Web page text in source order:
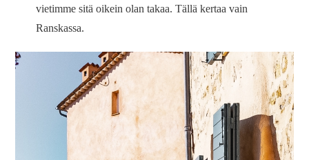
vietimme sitä oikein olan takaa. Tällä kertaa vain
Ranskassa.